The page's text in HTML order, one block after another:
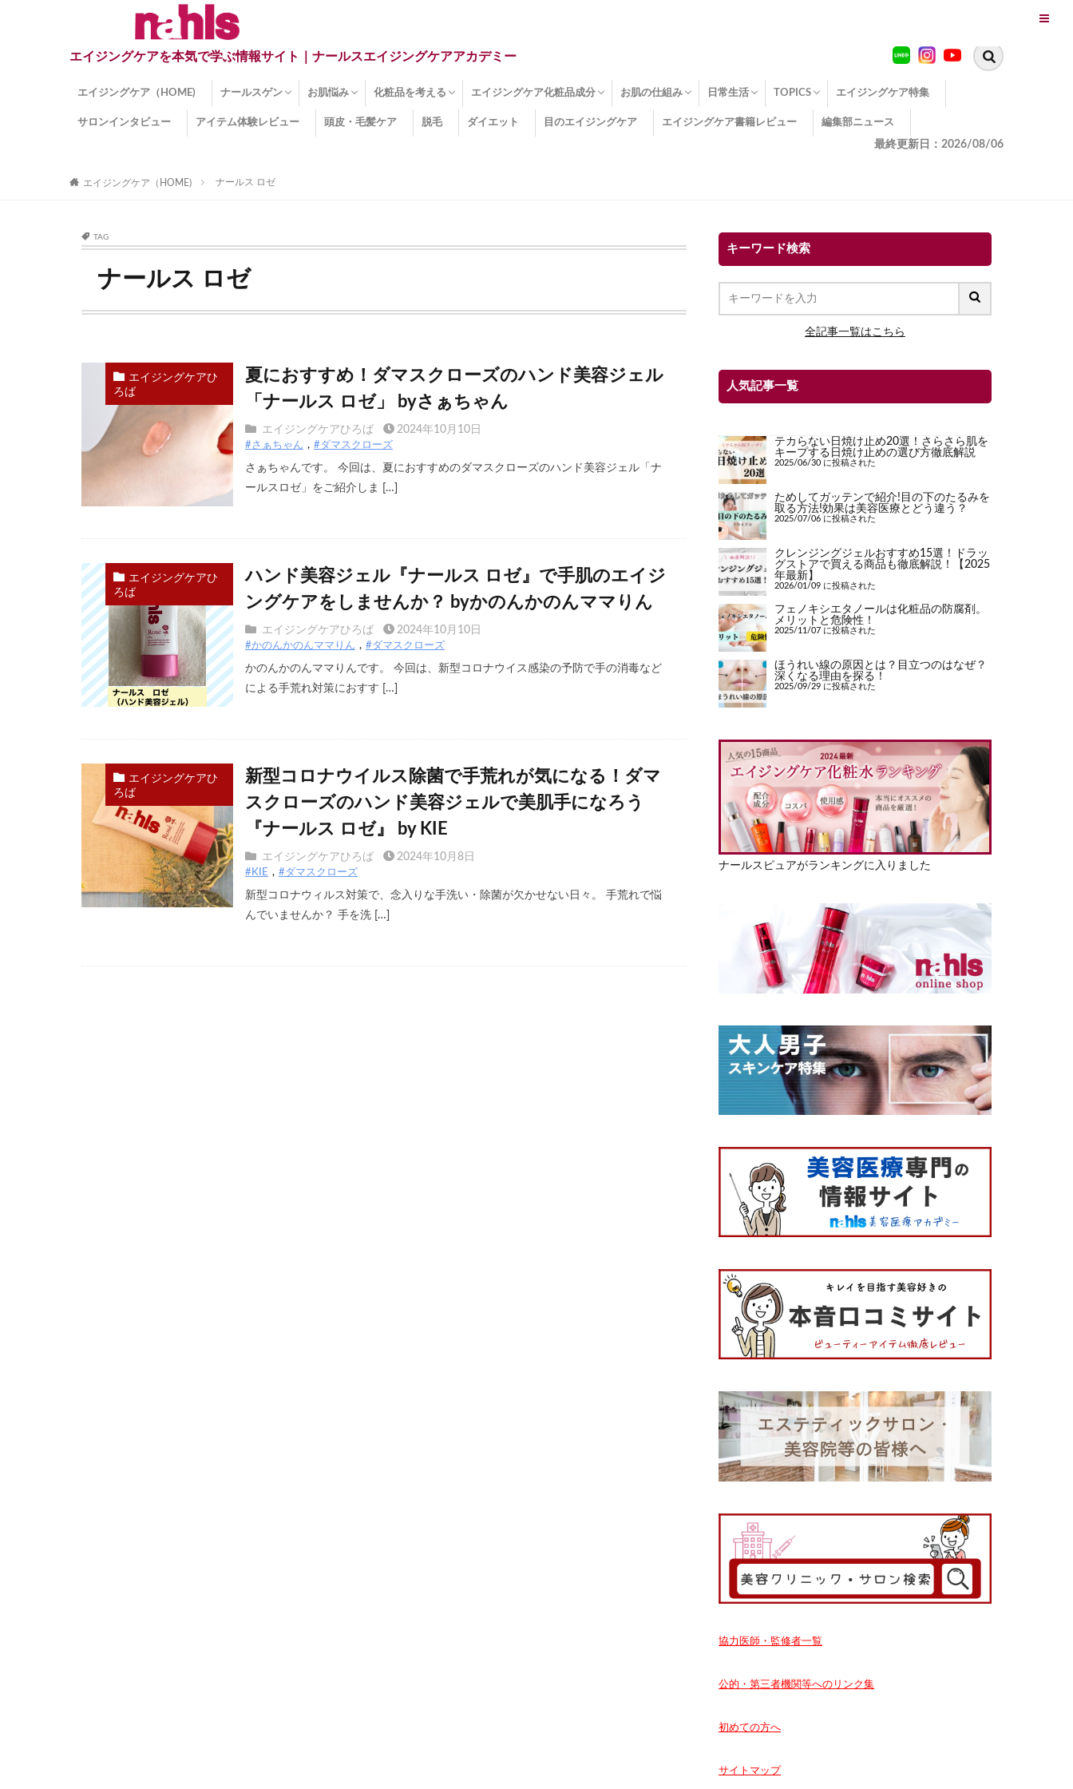
エイジングケアを本気で学ぶ情報サイト｜ナールスエイジングケアアカデミー
エイジングケア（HOME) ナールスゲン
ナールスゲンとは？
ナールスゲン関連成分
お肌悩み
インナードライ肌
くすみ
目の下のクマ
しみ
しわ
顔・頭皮のたるみ
ほうれい線
毛穴
手荒れ
乾燥肌
敏感肌
紫外線ダメージ
薄毛
その他のお肌悩み
化粧品を考える
エイジングケア化粧品
化粧水
美容液
保湿クリーム
酵素洗顔
ハンドクリーム
フェイスマスク
ほうれい線化粧品
コラーゲン化粧品
メイク化粧品
洗顔・クレンジング
オールインワン化粧品
その他の化粧品
エイジングケア化粧品成分
エイジングケア化粧品(成分)
セラミド
ネオダーミル
プロテオグリカン
ビタミンC誘導体
コラーゲン
その他の化粧品成分
お肌の仕組み
エイジング
ターンオーバー
皮下組織
表皮
真皮
表皮常在菌
女性ホルモン
その他
日常生活
糖化
便秘
TOPICS
エイジングケア TOPICS
コラーゲンサプリの効果
エイジングケアクイズ
季節別のエイジングケア
幸福とエイジングケア
温活でアンチエイジング
イオン導入
エイジングケア3つのポイント
エイジングケアセミナー
エイジングケアトピックス
動画でみるエイジングケア
エイジングケア特集
サロンインタビュー アイテム体験レビュー 頭皮・毛髪ケア 脱毛 ダイエット 目のエイジングケア エイジングケア書籍レビュー 編集部ニュース
最終更新日：2026/08/06
エイジングケア（HOME) ナールス ロゼ
TAG
ナールス ロゼ
エイジングケアひ
ろば
夏におすすめ！ダマスクローズのハンド美容ジェル
「ナールス ロゼ」 byさぁちゃん
エイジングケアひろば 2024年10月10日
#さぁちゃん #ダマスクローズ
さぁちゃんです。 今回は、夏におすすめのダマスクローズのハンド美容ジェル「ナ
ールスロゼ」をご紹介しま […]
エイジングケアひ
ろば
ハンド美容ジェル『ナールス ロゼ』で手肌のエイジ
ングケアをしませんか？ byかのんかのんママりん
エイジングケアひろば 2024年10月10日
#かのんかのんママりん #ダマスクローズ
かのんかのんママりんです。 今回は、新型コロナウイス感染の予防で手の消毒など
による手荒れ対策におすす […]
エイジングケアひ
ろば
新型コロナウイルス除菌で手荒れが気になる！ダマ
スクローズのハンド美容ジェルで美肌手になろう
『ナールス ロゼ』 by KIE
エイジングケアひろば 2024年10月8日
#KIE #ダマスクローズ
新型コロナウィルス対策で、念入りな手洗い・除菌が欠かせない日々。 手荒れで悩
んでいませんか？ 手を洗 […]
キーワード検索
全記事一覧はこちら
人気記事一覧
テカらない日焼け止め20選！さらさら肌を
キープする日焼け止めの選び方徹底解説
2025/06/30 に投稿された
ためしてガッテンで紹介!目の下のたるみを
取る方法!効果は美容医療とどう違う？
2025/07/06 に投稿された
クレンジングジェルおすすめ15選！ドラッ
グストアで買える商品も徹底解説！【2025
年最新】
2026/01/09 に投稿された
フェノキシエタノールは化粧品の防腐剤。
メリットと危険性！
2025/11/07 に投稿された
ほうれい線の原因とは？目立つのはなぜ？
深くなる理由を探る！
2025/09/29 に投稿された
ナールスピュアがランキングに入りました
協力医師・監修者一覧
公的・第三者機関等へのリンク集
初めての方へ
サイトマップ